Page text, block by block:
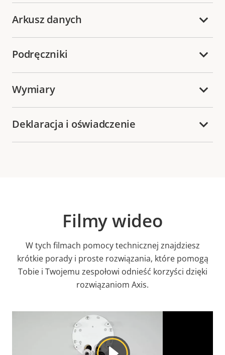
Arkusz danych
Podręczniki
Wymiary
Deklaracja i oświadczenie
Filmy wideo
W tych filmach pomocy technicznej znajdziesz
krótkie porady i proste rozwiązania, które pomogą
Tobie i Twojemu zespołowi odnieść korzyści dzięki
rozwiązaniom Axis.